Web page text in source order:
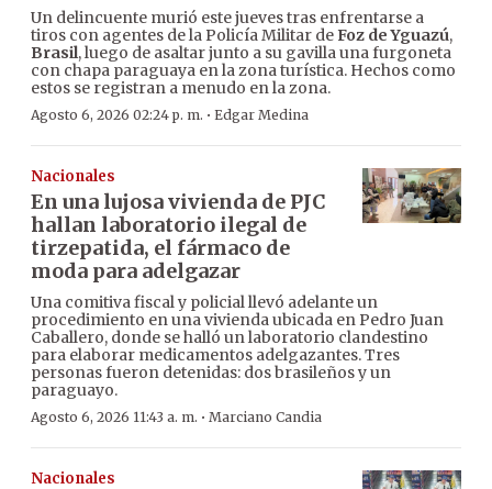
Un delincuente murió este jueves tras enfrentarse a
tiros con agentes de la Policía Militar deFoz de Yguazú,
Brasil, luego de asaltar junto a su gavilla una furgoneta
con chapa paraguaya en la zona turística. Hechos como
estos se registran a menudo en la zona.
Agosto 6, 2026 02:24 p. m. · Edgar Medina
Nacionales
En una lujosa vivienda de PJC
hallan laboratorio ilegal de
tirzepatida, el fármaco de
moda para adelgazar
Una comitiva fiscal y policial llevó adelante un
procedimiento en una vivienda ubicada en Pedro Juan
Caballero, donde se halló un laboratorio clandestino
para elaborar medicamentos adelgazantes. Tres
personas fueron detenidas: dos brasileños y un
paraguayo.
Agosto 6, 2026 11:43 a. m. · Marciano Candia
Nacionales